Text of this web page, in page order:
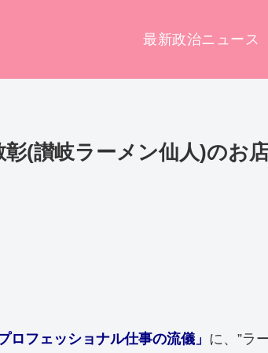
最新政治ニュース
彰(讃岐ラーメン仙人)のお
プロフェッショナル仕事の流儀」 に、”ラ